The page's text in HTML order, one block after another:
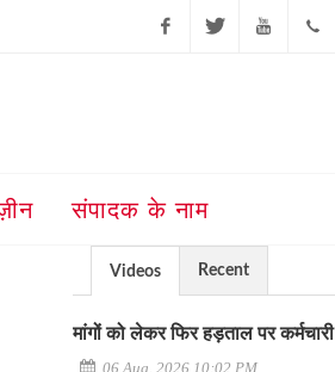
संपादक के नाम
Videos Recent
मांगों को लेकर फिर हड़ताल पर कर्मचारी
06 Aug, 2026 10:02 PM